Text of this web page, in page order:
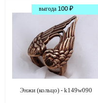
выгода 100 ₽
Энжи (кольцо) - k149w090